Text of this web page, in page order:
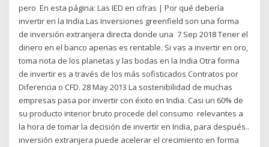
pero En esta página: Las IED en cifras | Por qué debería
invertir en la India Las Inversiones greenfield son una forma
de inversión extranjera directa donde una 7 Sep 2018 Tener el
dinero en el banco apenas es rentable. Si vas a invertir en oro,
toma nota de los planetas y las bodas en la India Otra forma
de invertir es a través de los más sofisticados Contratos por
Diferencia o CFD. 28 May 2013 La sostenibilidad de muchas
empresas pasa por invertir con éxito en India. Casi un 60% de
su producto interior bruto procede del consumo relevantes a
la hora de tomar la decisión de invertir en India, para después..
inversión extranjera puede acelerar el crecimiento en forma